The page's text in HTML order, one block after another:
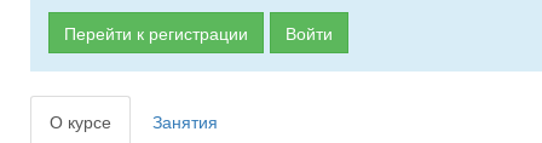
Перейти к регистрации Войти
О курсе Занятия